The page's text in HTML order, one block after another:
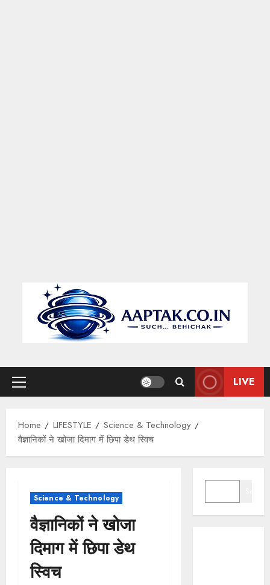
Primary
LIVE
Home LIFESTYLE
Science & Technology
वैज्ञानिकों ने खोजा दिमाग में छिपा डेथ स्विच
Science & Technology
वैज्ञानिकों ने खोजा
दिमाग में छिपा डेथ
स्विच